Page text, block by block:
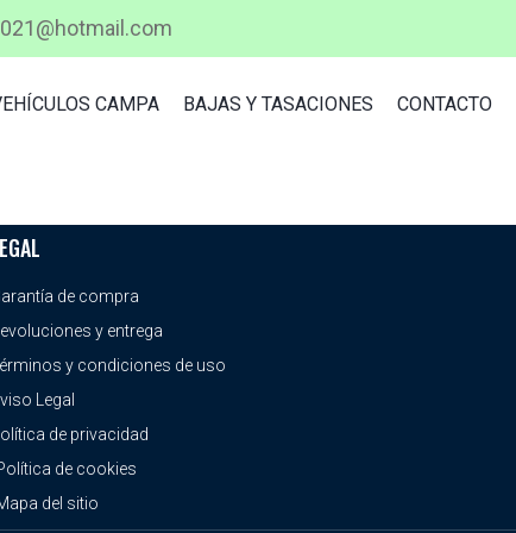
CAMPA BAJAS Y TASACIONES CONTACTO
de compra
y entrega
y condiciones de uso
Legal
de privacidad
de cookies
del sitio